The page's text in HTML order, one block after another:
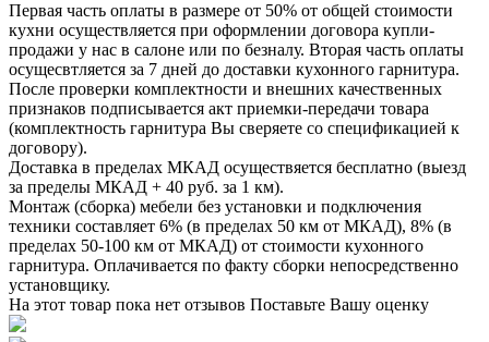
Первая часть оплаты в размере от 50% от общей стоимости
кухни осуществляется при оформлении договора купли-
продажи у нас в салоне или по безналу. Вторая часть оплаты
осущесвтляется за 7 дней до доставки кухонного гарнитура.
После проверки комплектности и внешних качественных
признаков подписывается акт приемки-передачи товара
(комплектность гарнитура Вы сверяете со спецификацией к
договору).
Доставка в пределах МКАД осуществяется бесплатно (выезд
за пределы МКАД + 40 руб. за 1 км).
Монтаж (сборка) мебели без установки и подключения
техники составляет 6% (в пределах 50 км от МКАД), 8% (в
пределах 50-100 км от МКАД) от стоимости кухонного
гарнитура. Оплачивается по факту сборки непосредственно
установщику.
На этот товар пока нет отзывов Поставьте Вашу оценку